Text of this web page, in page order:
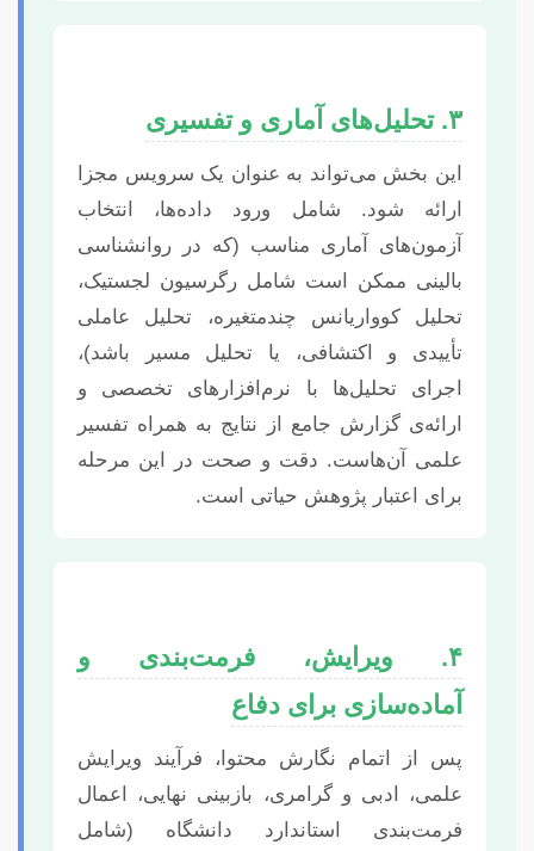
۳. تحلیل‌های آماری و تفسیری
این بخش می‌تواند به عنوان یک سرویس مجزا
ارائه شود. شامل ورود داده‌ها، انتخاب
آزمون‌های آماری مناسب (که در روانشناسی
بالینی ممکن است شامل رگرسیون لجستیک،
تحلیل کوواریانس چندمتغیره، تحلیل عاملی
تأییدی و اکتشافی، یا تحلیل مسیر باشد)،
اجرای تحلیل‌ها با نرم‌افزارهای تخصصی و
ارائه‌ی گزارش جامع از نتایج به همراه تفسیر
علمی آن‌هاست. دقت و صحت در این مرحله
برای اعتبار پژوهش حیاتی است.
۴. ویرایش، فرمت‌بندی و
آماده‌سازی برای دفاع
پس از اتمام نگارش محتوا، فرآیند ویرایش
علمی، ادبی و گرامری، بازبینی نهایی، اعمال
فرمت‌بندی استاندارد دانشگاه (شامل